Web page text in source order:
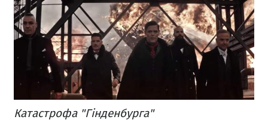
Катастрофа "Гінденбурга"